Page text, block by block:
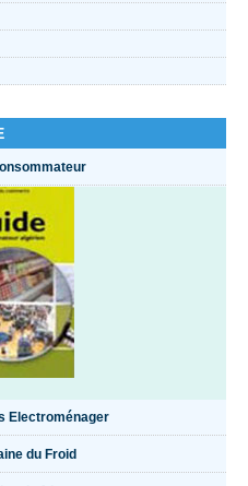
Electroménager
du Froid